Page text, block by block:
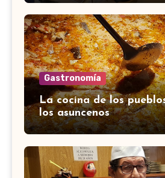
Gastronomía
La cocina de los
los asuncenos